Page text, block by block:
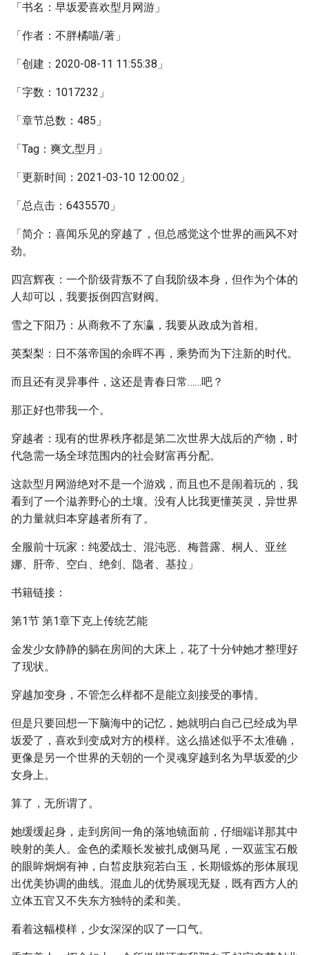
「书名：早坂爱喜欢型月网游」
「作者：不胖橘喵/著」
「创建：2020-08-11 11:55:38」
「字数：1017232」
「章节总数：485」
「Tag：爽文,型月」
「更新时间：2021-03-10 12:00:02」
「总点击：6435570」
「简介：喜闻乐见的穿越了，但总感觉这个世界的画风不对
劲。
四宫辉夜：一个阶级背叛不了自我阶级本身，但作为个体的
人却可以，我要扳倒四宫财阀。
雪之下阳乃：从商救不了东瀛，我要从政成为首相。
英梨梨：日不落帝国的余晖不再，乘势而为下注新的时代。
而且还有灵异事件，这还是青春日常……吧？
那正好也带我一个。
穿越者：现有的世界秩序都是第二次世界大战后的产物，时
代急需一场全球范围内的社会财富再分配。
这款型月网游绝对不是一个游戏，而且也不是闹着玩的，我
看到了一个滋养野心的土壤。没有人比我更懂英灵，异世界
的力量就归本穿越者所有了。
全服前十玩家：纯爱战士、混沌恶、梅普露、桐人、亚丝
娜、肝帝、空白、绝剑、隐者、基拉」
书籍链接：
第1节 第1章下克上传统艺能
金发少女静静的躺在房间的大床上，花了十分钟她才整理好
了现状。
穿越加变身，不管怎么样都不是能立刻接受的事情。
但是只要回想一下脑海中的记忆，她就明白自己已经成为早
坂爱了，喜欢到变成对方的模样。这么描述似乎不太准确，
更像是另一个世界的天朝的一个灵魂穿越到名为早坂爱的少
女身上。
算了，无所谓了。
她缓缓起身，走到房间一角的落地镜面前，仔细端详那其中
映射的美人。金色的柔顺长发被扎成侧马尾，一双蓝宝石般
的眼眸炯炯有神，白皙皮肤宛若白玉，长期锻炼的形体展现
出优美协调的曲线。混血儿的优势展现无疑，既有西方人的
立体五官又不失东方独特的柔和美。
看着这幅模样，少女深深的叹了一口气。